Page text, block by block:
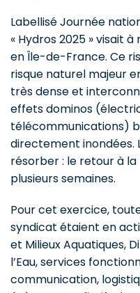
Labellisé Journée
« Hydros 2025 » visait
en Île-de-France. Ce
risque naturel majeur
très dense et
effets dominos
télécommunications)
directement inondées.
résorber : le retour à
plusieurs semaines.
Pour cet exercice,
syndicat étaient en
et Milieux Aquatiques,
l’Eau, services
communication,